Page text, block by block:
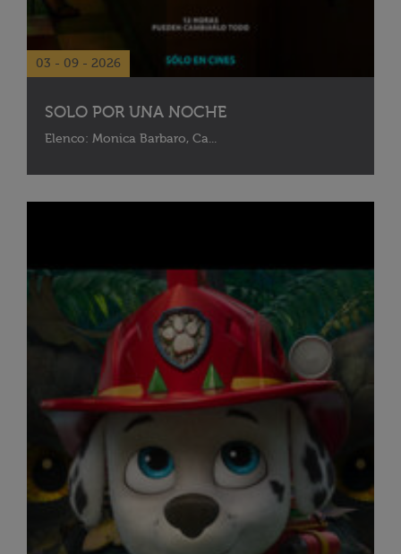
03 - 09 - 2026
SOLO POR UNA NOCHE
Elenco: Monica Barbaro, Ca...